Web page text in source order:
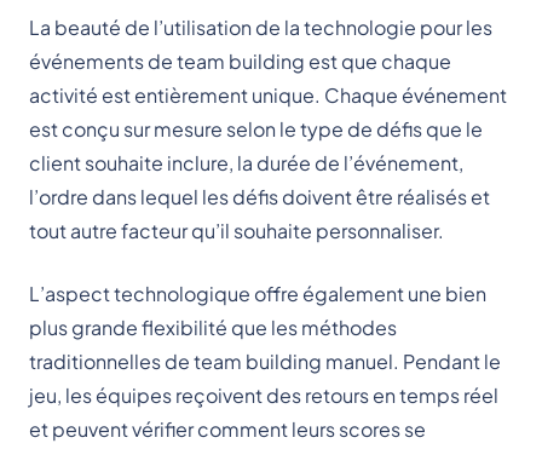
La beauté de l’utilisation de la technologie pour les
événements de team building est que chaque
activité est entièrement unique. Chaque événement
est conçu sur mesure selon le type de défis que le
client souhaite inclure, la durée de l’événement,
l’ordre dans lequel les défis doivent être réalisés et
tout autre facteur qu’il souhaite personnaliser.
L’aspect technologique offre également une bien
plus grande flexibilité que les méthodes
traditionnelles de team building manuel. Pendant le
jeu, les équipes reçoivent des retours en temps réel
et peuvent vérifier comment leurs scores se